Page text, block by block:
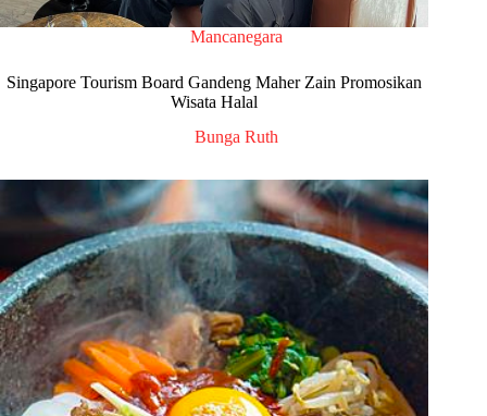
Mancanegara
Singapore Tourism Board Gandeng Maher Zain Promosikan
Wisata Halal
Bunga Ruth